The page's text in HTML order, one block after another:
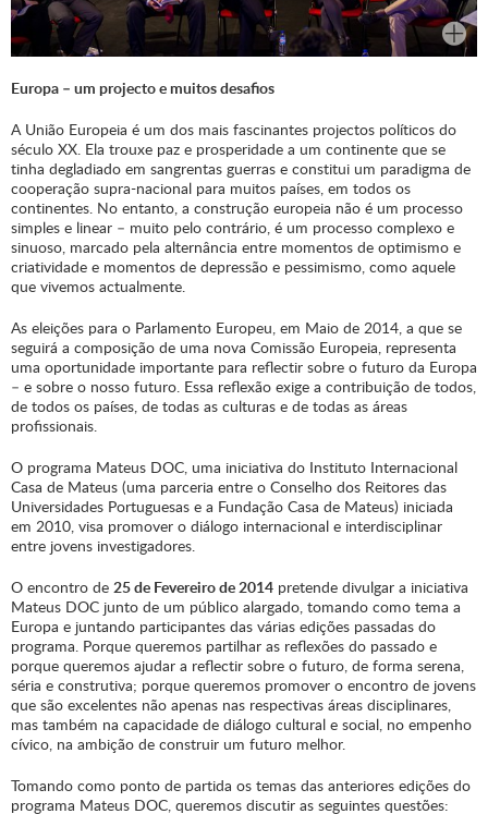
Europa – um projecto e muitos desafios
A União Europeia é um dos mais fascinantes projectos políticos do
século XX. Ela trouxe paz e prosperidade a um continente que se
tinha degladiado em sangrentas guerras e constitui um paradigma de
cooperação supra-nacional para muitos países, em todos os
continentes. No entanto, a construção europeia não é um processo
simples e linear – muito pelo contrário, é um processo complexo e
sinuoso, marcado pela alternância entre momentos de optimismo e
criatividade e momentos de depressão e pessimismo, como aquele
que vivemos actualmente.
As eleições para o Parlamento Europeu, em Maio de 2014, a que se
seguirá a composição de uma nova Comissão Europeia, representa
uma oportunidade importante para reflectir sobre o futuro da Europa
– e sobre o nosso futuro. Essa reflexão exige a contribuição de todos,
de todos os países, de todas as culturas e de todas as áreas
profissionais.
O programa Mateus DOC, uma iniciativa do Instituto Internacional
Casa de Mateus (uma parceria entre o Conselho dos Reitores das
Universidades Portuguesas e a Fundação Casa de Mateus) iniciada
em 2010, visa promover o diálogo internacional e interdisciplinar
entre jovens investigadores.
O encontro de 25 de Fevereiro de 2014 pretende divulgar a iniciativa
Mateus DOC junto de um público alargado, tomando como tema a
Europa e juntando participantes das várias edições passadas do
programa. Porque queremos partilhar as reflexões do passado e
porque queremos ajudar a reflectir sobre o futuro, de forma serena,
séria e construtiva; porque queremos promover o encontro de jovens
que são excelentes não apenas nas respectivas áreas disciplinares,
mas também na capacidade de diálogo cultural e social, no empenho
cívico, na ambição de construir um futuro melhor.
Tomando como ponto de partida os temas das anteriores edições do
programa Mateus DOC, queremos discutir as seguintes questões: